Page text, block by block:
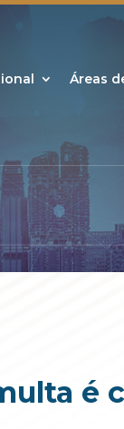
Áreas
é